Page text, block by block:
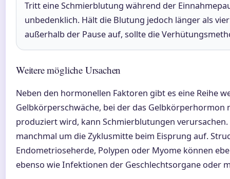
Tritt eine Schmierblutung während der
unbedenklich. Hält die Blutung jedoch länger als
außerhalb der Pause auf, sollte die
Weitere mögliche Ursachen
Neben den hormonellen Faktoren gibt es eine Reihe
Gelbkörperschwäche, bei der das Gelbkörperhormon
produziert wird, kann Schmierblutungen
manchmal um die Zyklusmitte beim Eisprung auf.
Endometrioseherde, Polypen oder Myome können
ebenso wie Infektionen der Geschlechtsorgane oder